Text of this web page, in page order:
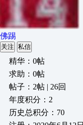
佛踢
关注 私信
精华：0帖
求助：0帖
帖子：2帖 | 26回
年度积分：2
历史总积分：70